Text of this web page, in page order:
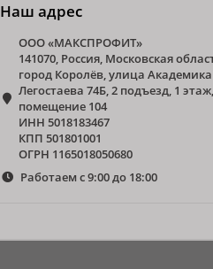
Наш адрес
ООО «МАКСПРОФИТ»
141070, Россия, Московская
город Королёв, улица Академика
Легостаева 74Б, 2 подъезд, 1 этаж,
помещение 104
ИНН 5018183467
КПП 501801001
ОГРН 1165018050680
Работаем с 9:00 до 18:00